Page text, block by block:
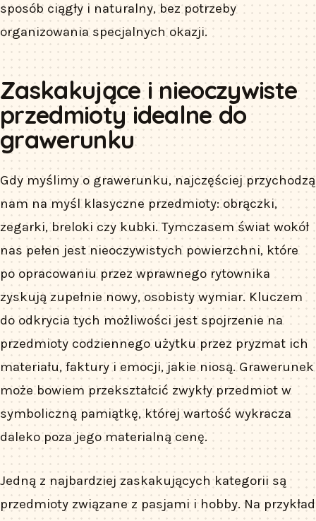
sposób ciągły i naturalny, bez potrzeby
organizowania specjalnych okazji.
Zaskakujące i nieoczywiste
przedmioty idealne do
grawerunku
Gdy myślimy o grawerunku, najczęściej przychodzą
nam na myśl klasyczne przedmioty: obrączki,
zegarki, breloki czy kubki. Tymczasem świat wokół
nas pełen jest nieoczywistych powierzchni, które
po opracowaniu przez wprawnego rytownika
zyskują zupełnie nowy, osobisty wymiar. Kluczem
do odkrycia tych możliwości jest spojrzenie na
przedmioty codziennego użytku przez pryzmat ich
materiału, faktury i emocji, jakie niosą. Grawerunek
może bowiem przekształcić zwykły przedmiot w
symboliczną pamiątkę, której wartość wykracza
daleko poza jego materialną cenę.
Jedną z najbardziej zaskakujących kategorii są
przedmioty związane z pasjami i hobby. Na przykład